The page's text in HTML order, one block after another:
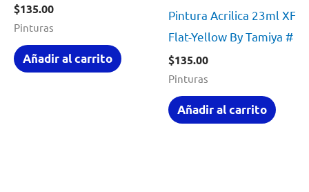
$135.00
Pinturas
Añadir al carrito
Pintura Acrilica 23ml XF3
Flat-Yellow By Tamiya #
$135.00
Pinturas
Añadir al carrito